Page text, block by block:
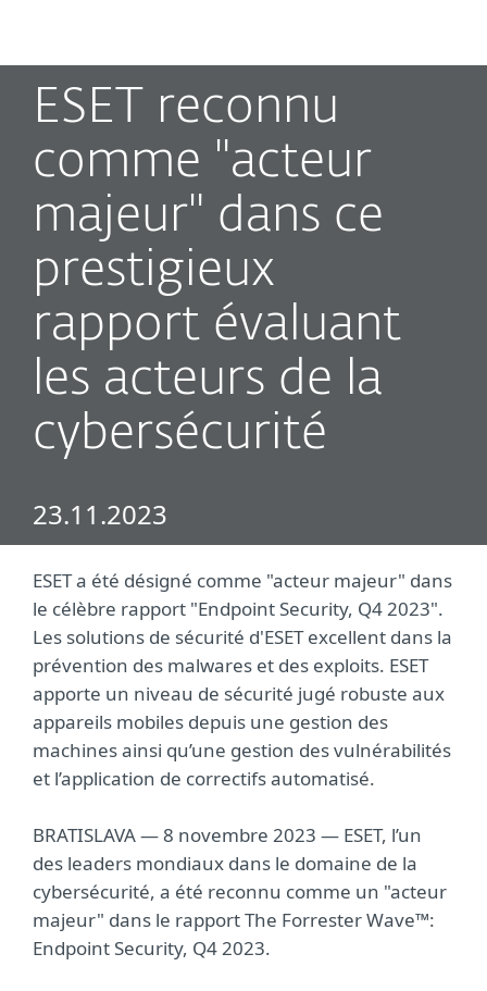
ESET reconnu
comme "acteur
majeur" dans ce
prestigieux
rapport évaluant
les acteurs de la
cybersécurité
23.11.2023
ESET a été désigné comme "acteur majeur" dans
le célèbre rapport "Endpoint Security, Q4 2023".
Les solutions de sécurité d'ESET excellent dans la
prévention des malwares et des exploits. ESET
apporte un niveau de sécurité jugé robuste aux
appareils mobiles depuis une gestion des
machines ainsi qu’une gestion des vulnérabilités
et l’application de correctifs automatisé.
BRATISLAVA — 8 novembre 2023 — ESET, l’un
des leaders mondiaux dans le domaine de la
cybersécurité, a été reconnu comme un "acteur
majeur" dans le rapport The Forrester Wave™:
Endpoint Security, Q4 2023.